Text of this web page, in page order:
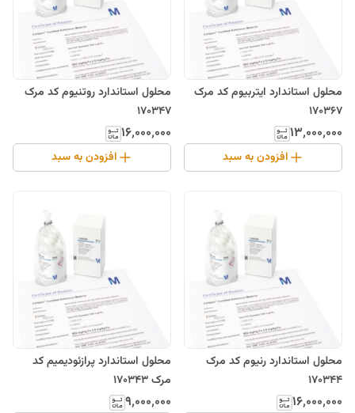
محلول استاندارد ایتربیوم کد مرک
170367
۱۳٬۰۰۰٬۰۰۰
افزودن به سبد
محلول استاندارد روتنیوم کد مرک
170347
۱۶٬۰۰۰٬۰۰۰
افزودن به سبد
محلول استاندارد رنیوم کد مرک
170344
۱۶٬۰۰۰٬۰۰۰
محلول استاندارد پرازئودیمیم کد
مرک 170343
۹٬۰۰۰٬۰۰۰